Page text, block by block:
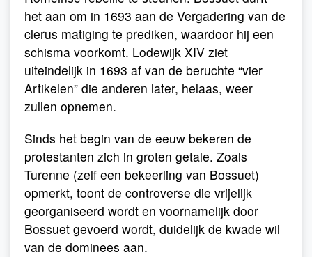
het aan om in 1693 aan de Vergadering van de
clerus matiging te prediken, waardoor hij een
schisma voorkomt. Lodewijk XIV ziet
uiteindelijk in 1693 af van de beruchte “vier
Artikelen” die anderen later, helaas, weer
zullen opnemen.
Sinds het begin van de eeuw bekeren de
protestanten zich in groten getale. Zoals
Turenne (zelf een bekeerling van Bossuet)
opmerkt, toont de controverse die vrijelijk
georganiseerd wordt en voornamelijk door
Bossuet gevoerd wordt, duidelijk de kwade wil
van de dominees aan.